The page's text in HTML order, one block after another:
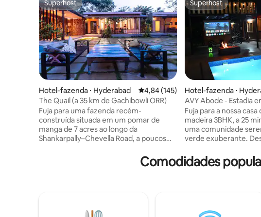
Superhost
Superhost
Hotel-fazenda ⋅ Hyderabad 4,84 de uma avaliação média de 5,
4,84 (145)
The Quail (a 35 km de Gachibowli ORR)
Fuja para uma fazenda recém-
construída situada em um pomar de
manga de 7 acres ao longo da
Shankarpally–Chevella Road, a poucos
aconchegantes (perfeitos para 4
velocidade ilimitado. Amplo
Superhost
Superhost
Hotel-fazenda ⋅
AVY Abode - Estadia
quartos, piscina
Fuja para a nossa
madeira 3BHK, a 25
uma comunidade
verde exuberante.
vistas da aldeia e
com um vigia e
RO, gerador e zelador
Comodidades